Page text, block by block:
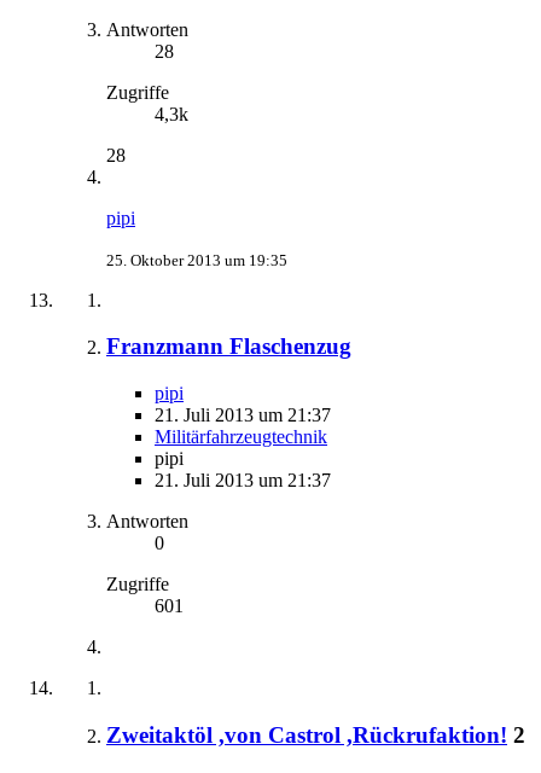
Antworten
28
Zugriffe
4,3k
28
pipi
25. Oktober 2013 um 19:35
Franzmann Flaschenzug
pipi
21. Juli 2013 um 21:37
Militärfahrzeugtechnik
pipi
21. Juli 2013 um 21:37
Antworten
0
Zugriffe
601
Zweitaktöl ,von Castrol ,Rückrufaktion! 2